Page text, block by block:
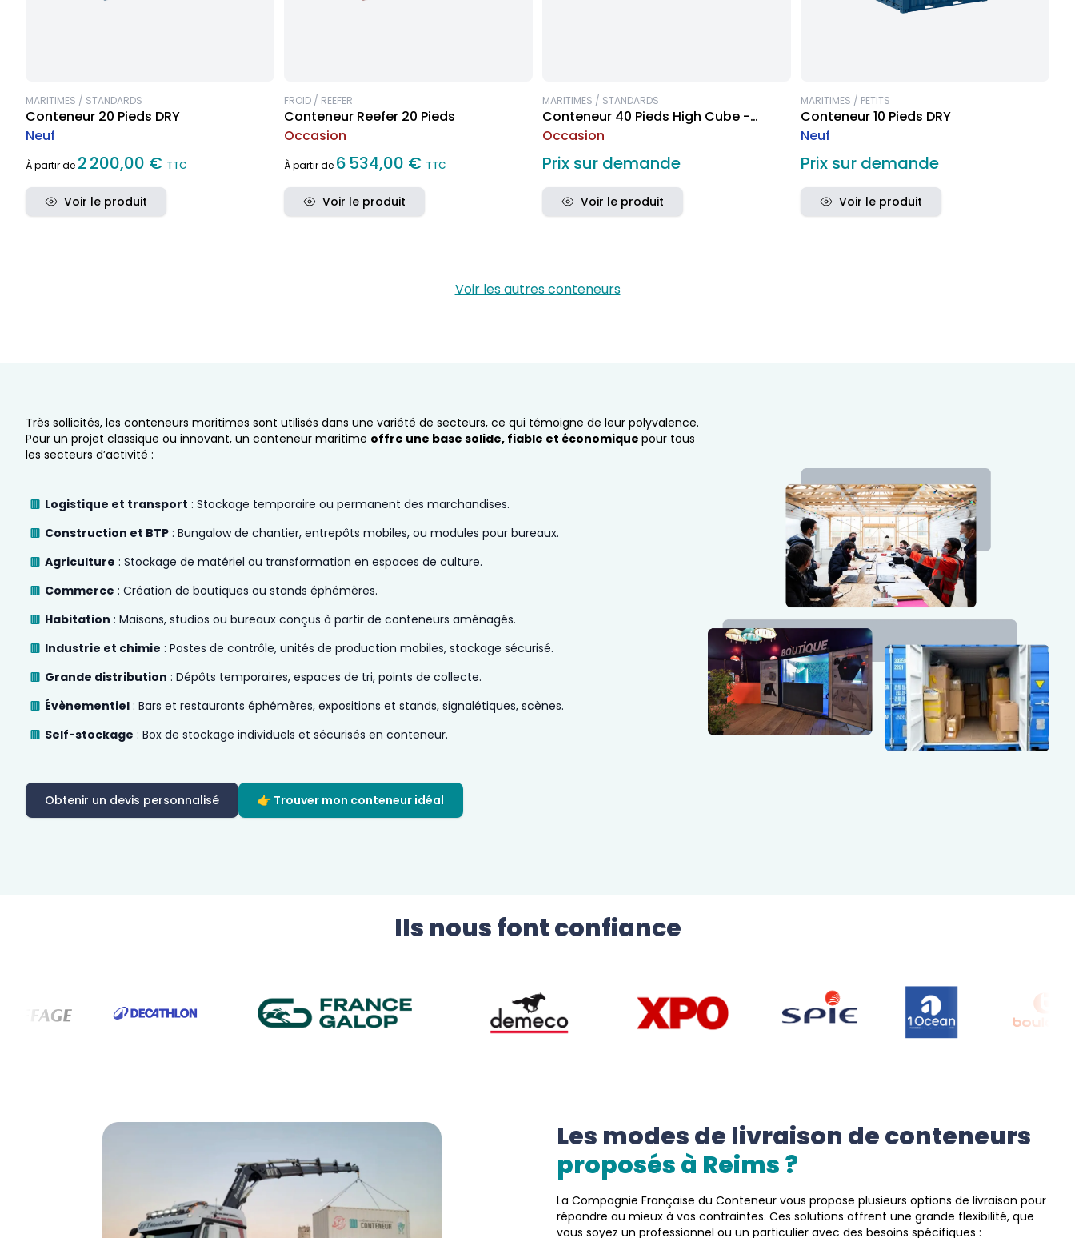
MARITIMES / STANDARDS
Conteneur 20 Pieds DRY
Neuf
À partir de 2 200,00 € TTC
Voir le produit
FROID / REEFER
Conteneur Reefer 20 Pieds
Occasion
À partir de 6 534,00 € TTC
Voir le produit
MARITIMES / STANDARDS
Conteneur 40 Pieds High Cube -
Occasion
Occasion
Prix sur demande
Voir le produit
MARITIMES / PETITS
Conteneur 10 Pieds DRY
Neuf
Prix sur demande
Voir le produit
Voir les autres conteneurs
Très sollicités, les conteneurs maritimes sont utilisés dans une variété de secteurs, ce qui témoigne de leur polyvalence.
Pour un projet classique ou innovant, un conteneur maritime offre une base solide, fiable et économique pour tous
les secteurs d’activité :
Logistique et transport : Stockage temporaire ou permanent des marchandises.
Construction et BTP : Bungalow de chantier, entrepôts mobiles, ou modules pour bureaux.
Agriculture : Stockage de matériel ou transformation en espaces de culture.
Commerce : Création de boutiques ou stands éphémères.
Habitation : Maisons, studios ou bureaux conçus à partir de conteneurs aménagés.
Industrie et chimie : Postes de contrôle, unités de production mobiles, stockage sécurisé.
Grande distribution : Dépôts temporaires, espaces de tri, points de collecte.
Évènementiel : Bars et restaurants éphémères, expositions et stands, signalétiques, scènes.
Self-stockage : Box de stockage individuels et sécurisés en conteneur.
Obtenir un devis personnalisé 👉 Trouver mon conteneur idéal
Ils nous font confiance
Les modes de livraison de conteneurs
proposés à Reims ?
La Compagnie Française du Conteneur vous propose plusieurs options de livraison pour
répondre au mieux à vos contraintes. Ces solutions offrent une grande flexibilité, que
vous soyez un professionnel ou un particulier avec des besoins spécifiques :